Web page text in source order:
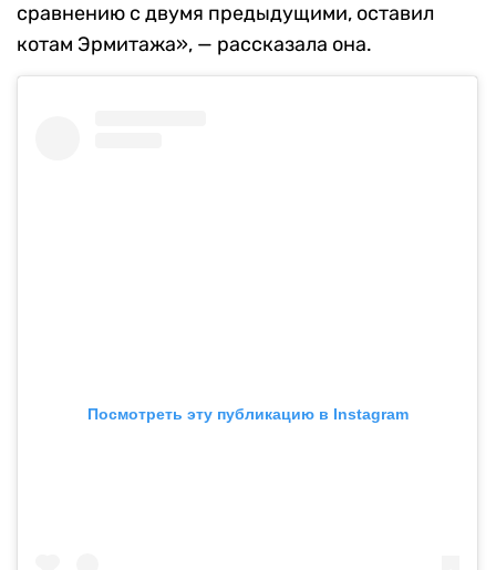
сравнению с двумя предыдущими, оставил
котам Эрмитажа», — рассказала она.
Посмотреть эту публикацию в Instagram